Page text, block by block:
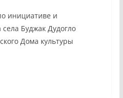
инициативе и
Буджак Дудогло
Дома культуры